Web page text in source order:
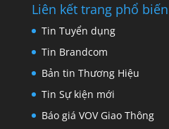
Liên kết trang phổ biến
Tin Tuyển dụng
Tin Brandcom
Bản tin Thương Hiệu
Tin Sự kiện mới
Báo giá VOV Giao Thông